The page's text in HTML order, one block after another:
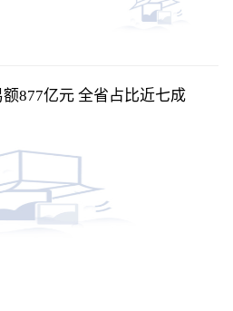
877亿元 全省占比近七成